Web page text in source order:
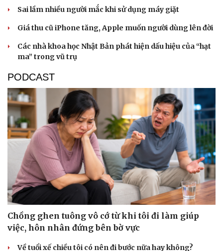
Sai lầm nhiều người mắc khi sử dụng máy giặt
Giá thu cũ iPhone tăng, Apple muốn người dùng lên đời
Các nhà khoa học Nhật Bản phát hiện dấu hiệu của “hạt
ma” trong vũ trụ
PODCAST
Chồng ghen tuông vô cớ từ khi tôi đi làm giúp
việc, hôn nhân đứng bên bờ vực
Về tuổi xế chiều tôi có nên đi bước nữa hay không?